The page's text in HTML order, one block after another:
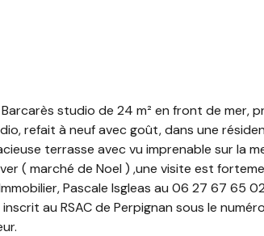
studio de 24 m² en front de
refait à neuf avec goût, dans une
terrasse avec vu imprenable sur la
( marché de Noel ) ,une visite est
Pascale Isgleas au 06 27 67 65
au RSAC de Perpignan sous le